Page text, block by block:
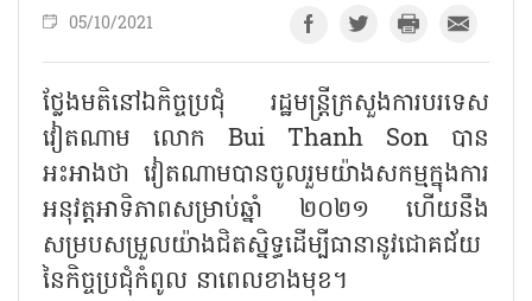
05/10/2021
ថ្លែងមតិនៅឯកិច្ចប្រជុំ រដ្ឋមន្ត្រីក្រសួងការបរទេស
វៀតណាម លោក Bui Thanh Son បាន
អះអាងថា វៀតណាមបានចូលរួមយ៉ាងសកម្មក្នុងការ
អនុវត្តអាទិភាពសម្រាប់ឆ្នាំ ២០២១ ហើយនឹង
សម្របសម្រួលយ៉ាងជិតស្និទ្ធដើម្បីធានានូវជោគជ័យ
នៃកិច្ចប្រជុំកំពូល នាពេលខាងមុខ។